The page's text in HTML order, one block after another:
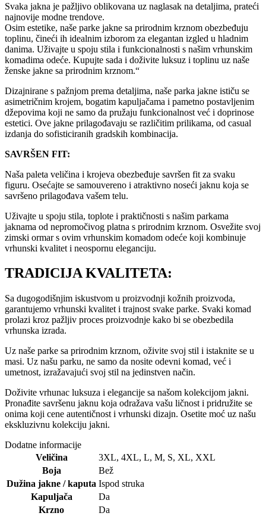
Svaka jakna je pažljivo oblikovana uz naglasak na detaljima, prateći
najnovije modne trendove.
Osim estetike, naše parke jakne sa prirodnim krznom obezbeđuju
toplinu, čineći ih idealnim izborom za elegantan izgled u hladnim
danima. Uživajte u spoju stila i funkcionalnosti s našim vrhunskim
komadima odeće. Kupujte sada i doživite luksuz i toplinu uz naše
ženske jakne sa prirodnim krznom.“
Dizajnirane s pažnjom prema detaljima, naše parka jakne ističu se
asimetričnim krojem, bogatim kapuljačama i pametno postavljenim
džepovima koji ne samo da pružaju funkcionalnost već i doprinose
estetici. Ove jakne prilagođavaju se različitim prilikama, od casual
izdanja do sofisticiranih gradskih kombinacija.
SAVRŠEN FIT:
Naša paleta veličina i krojeva obezbeđuje savršen fit za svaku
figuru. Osećajte se samouvereno i atraktivno noseći jaknu koja se
savršeno prilagođava vašem telu.
Uživajte u spoju stila, toplote i praktičnosti s našim parkama
jaknama od nepromočivog platna s prirodnim krznom. Osvežite svoj
zimski ormar s ovim vrhunskim komadom odeće koji kombinuje
vrhunski kvalitet i neospornu eleganciju.
TRADICIJA KVALITETA:
Sa dugogodišnjim iskustvom u proizvodnji kožnih proizvoda,
garantujemo vrhunski kvalitet i trajnost svake parke. Svaki komad
prolazi kroz pažljiv proces proizvodnje kako bi se obezbedila
vrhunska izrada.
Uz naše parke sa prirodnim krznom, oživite svoj stil i istaknite se u
masi. Uz našu parku, ne samo da nosite odevni komad, već i
umetnost, izražavajući svoj stil na jedinstven način.
Doživite vrhunac luksuza i elegancije sa našom kolekcijom jakni.
Pronađite savršenu jaknu koja odražava vašu ličnost i pridružite se
onima koji cene autentičnost i vrhunski dizajn. Osetite moć uz našu
ekskluzivnu kolekciju jakni.
Dodatne informacije
Veličina
3XL, 4XL, L, M, S, XL, XXL
Boja
Bež
Dužina jakne / kaputa Ispod struka
Kapuljača
Da
Krzno
Da